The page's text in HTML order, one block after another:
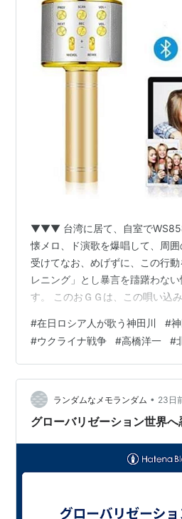
▼▼▼ 台湾に居て、自室で
懐メロ、ド演歌を爆唱して、周
受けてなお、めげずに、この行
レニング」とし暴言を躊躇わな
す。 このおＧＧは、この唄い込
居直っている状況です。 自主ボ
「Youtube」環境にある音源です
Youtubenoホーム画面には、か
コンテンツのサムネイルが露
うした日常で、今夜の深夜のヒッ
のロシア人女性が歌う、あの懐…
#在日ロシア人が歌う神田川 #
#ウクライナ戦争 #高橋洋一 #
ランダムなメモランダム • 23日
グローバリゼーション世界